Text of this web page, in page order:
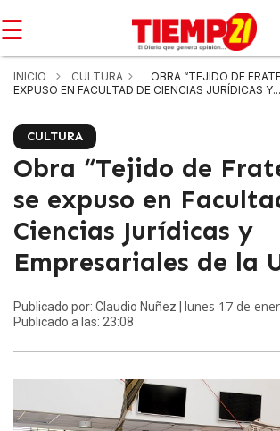
☰
INICIO CULTURA
OBRA “TEJIDO DE
EXPUSO EN FACULTAD DE CIENCIAS JURÍDICAS Y...
CULTURA
Obra “Tejido de
se expuso en
Ciencias Jurídicas y
Empresariales de la
Publicado por: Claudio Nuñez | lunes 17 de
Publicado a las: 23:08